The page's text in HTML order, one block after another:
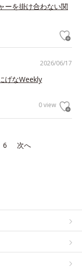
ーを掛け合わない関
2026/06/17
げなWeekly
0 view
6 次へ